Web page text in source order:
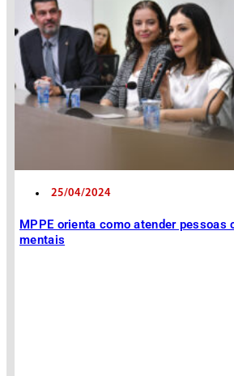
25/04/2024
MPPE orienta como atender pessoas
mentais